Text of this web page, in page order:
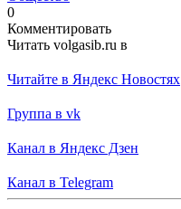
0
Комментировать
Читать volgasib.ru в
Читайте в Яндекс Новостях
Группа в vk
Канал в Яндекс Дзен
Канал в Telegram